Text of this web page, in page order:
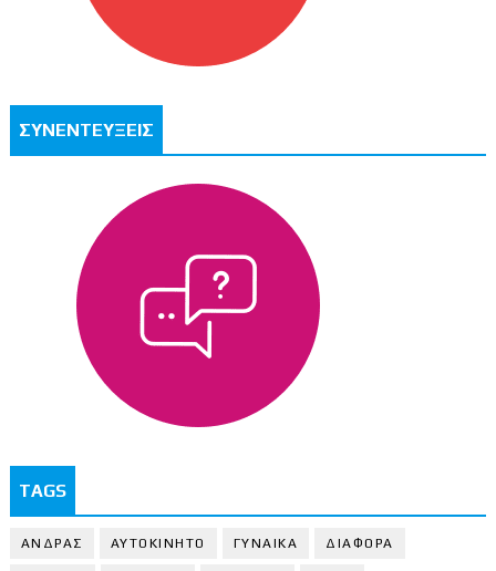
ΣΥΝΕΝΤΕΥΞΕΙΣ
TAGS
ΑΝΔΡΑΣ ΑΥΤΟΚΙΝΗΤΟ ΓΥΝΑΙΚΑ ΔΙΑΦΟΡΑ